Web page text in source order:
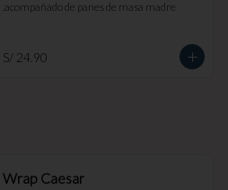
.acompañado de panes de masa madre
S/ 24.90
Wrap Caesar